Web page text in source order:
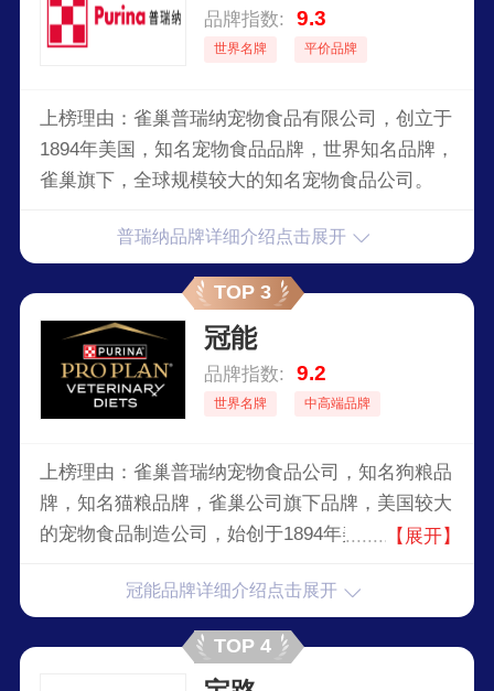
品牌指数: 9.3
世界名牌 平价品牌
上榜理由：雀巢普瑞纳宠物食品有限公司，创立于
1894年美国，知名宠物食品品牌，世界知名品牌，
雀巢旗下，全球规模较大的知名宠物食品公司。
普瑞纳品牌详细介绍点击展开
TOP 3
冠能
品牌指数: 9.2
世界名牌 中高端品牌
上榜理由：雀巢普瑞纳宠物食品公司，知名狗粮品
牌，知名猫粮品牌，雀巢公司旗下品牌，美国较大
的宠物食品制造公司，始创于1894年美国，百年历
【展开】
冠能品牌详细介绍点击展开
TOP 4